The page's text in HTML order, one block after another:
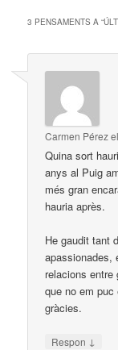
3 PENSAMENTS A “
Carmen Pérez
Quina sort
anys al Puig
més gran
hauria après.
He gaudit tant
apassionades,
relacions entre
que no em puc
gràcies.
Respon ↓